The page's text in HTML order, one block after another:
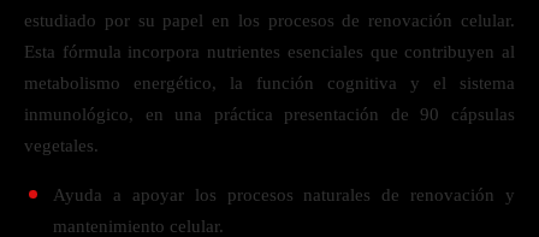
estudiado por su papel en los procesos de renovación celular.
Esta fórmula incorpora nutrientes esenciales que contribuyen al
metabolismo energético, la función cognitiva y el sistema
inmunológico, en una práctica presentación de 90 cápsulas
vegetales.
Ayuda a apoyar los procesos naturales de renovación y
mantenimiento celular.